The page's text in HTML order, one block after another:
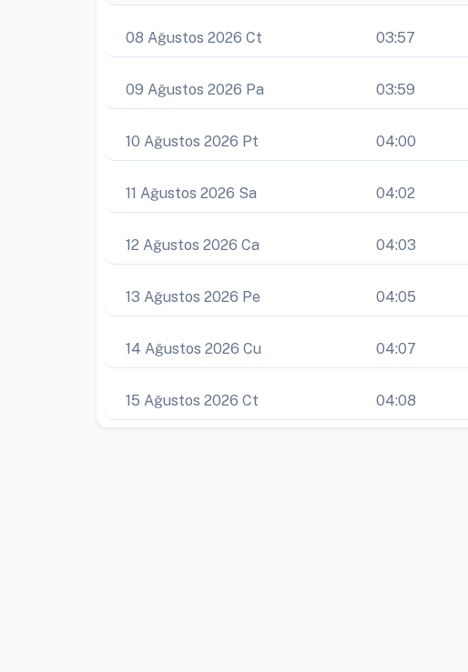
08 Ağustos 2026 Ct 03:57
09 Ağustos 2026 Pa 03:59
10 Ağustos 2026 Pt 04:00
11 Ağustos 2026 Sa 04:02
12 Ağustos 2026 Ca 04:03
13 Ağustos 2026 Pe 04:05
14 Ağustos 2026 Cu 04:07
15 Ağustos 2026 Ct 04:08